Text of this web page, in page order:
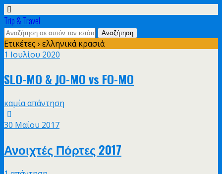
Trip & Travel
Ετικέτες › ελληνικά κρασιά
1 Ιουλίου 2020
SLO-MO & JO-MO vs FO-MO
καμία απάντηση
30 Μαΐου 2017
Ανοιχτές Πόρτες 2017